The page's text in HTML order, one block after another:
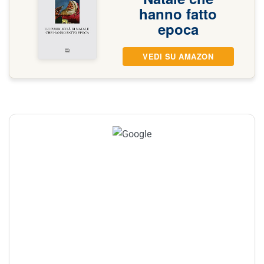
hanno fatto
epoca
VEDI SU AMAZON